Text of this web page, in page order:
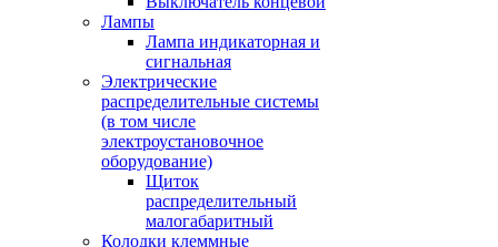
Лампы
Лампа индикаторная и
сигнальная
Электрические
распределительные системы
(в том числе
электроустановочное
оборудование)
Щиток
распределительный
малогабаритный
Колодки клеммные